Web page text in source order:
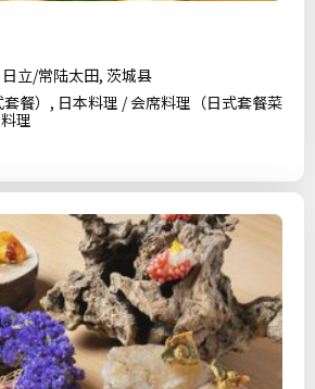
立/常陆太田, 茨城县
餐）, 日本料理 / 会席料理（日式套餐菜
理